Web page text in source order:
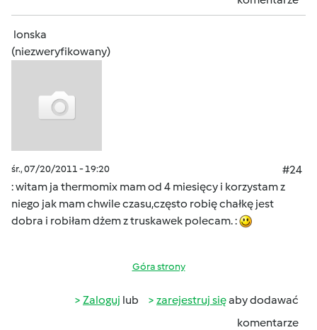
lonska
(niezweryfikowany)
śr., 07/20/2011 - 19:20
#24
: witam ja thermomix mam od 4 miesięcy i korzystam z
niego jak mam chwile czasu,często robię chałkę jest
dobra i robiłam dżem z truskawek polecam. :
Góra strony
Zaloguj lub zarejestruj sięaby dodawać
komentarze